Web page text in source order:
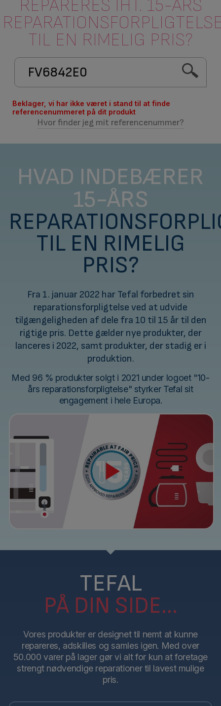
REPARERES IHT. 15-ÅRS
TIL EN RIMELIG PRIS?
Beklager, vi har ikke været i stand til at finde
referencenummeret på dit produkt
Hvor finder jeg mit referencenummer?
HVAD INDEBÆRER
15-ÅRS
TIL EN RIMELIG
PRIS?
Fra 1. januar 2022 har Tefal forbedret sin
reparationsforpligtelse ved at udvide
tilgængeligheden af dele fra 10 til 15 år til den
rigtige pris. Dette gælder nye produkter, der
lanceres i 2022, samt produkter, der stadig er i
produktion.
Med 96 % produkter solgt i 2021 under logoet "10-
års reparationsforpligtelse" styrker Tefal sit
engagement i hele Europa.
TEFAL
PÅ DIN SIDE...
Vores produkter er designet til nemt at kunne
repareres, adskilles og samles igen. Med over
50.000 varer på lager gør vi alt for kun at foretage
strengt nødvendige reparationer til lavest mulige
pris.